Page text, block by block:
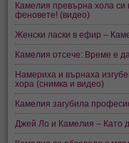
Камелия превърна хола си
феновете! (видео)
Женски ласки в ефир –
Камелия отсече: Време е
Намериха и върнаха
хора (снимка и видео)
Камелия загубила
Джей Ло и Камелия – Като